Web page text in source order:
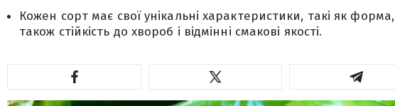
Кожен сорт має свої унікальні характеристики, такі як
також стійкість до хвороб і відмінні смакові якості.